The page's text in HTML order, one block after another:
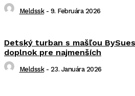
Meldssk - 9. Februára 2026
Detský turban s mašľou
doplnok pre najmenších
Meldssk - 23. Januára 2026